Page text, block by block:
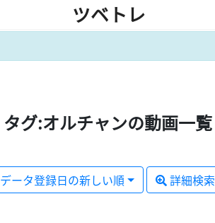
ツベトレ
タグ:オルチャンの動画一覧
データ登録日の新しい順 詳細検索